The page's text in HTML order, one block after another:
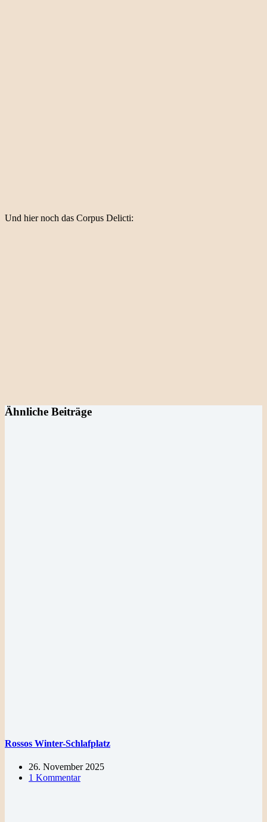
Und hier noch das Corpus Delicti:
Ähnliche Beiträge
Rossos Winter-Schlafplatz
26. November 2025
1 Kommentar